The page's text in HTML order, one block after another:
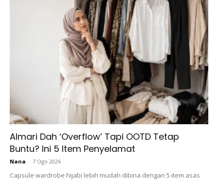
menghilangkan bekas jerawat serta membantu
meredakan radang jerawat.
Madu pula dapat melembapkan kulit, mencegah penuaan,
membunuh jerawat kerana madu memiliki kandungan
anti-bakteria sehingga jerawat dan parutnya dapat
Almari Dah ‘Overflow’ Tapi OOTD Tetap
Buntu? Ini 5 Item Penyelamat
Nana - 7 Ogo 2026
Capsule wardrobe hijabi lebih mudah dibina dengan 5 item asas